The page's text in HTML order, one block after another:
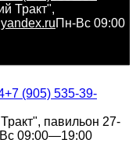
Тракт",
Пн-Вс 09:00
+7 (905) 535-39-
павильон 27-
09:00—19:00